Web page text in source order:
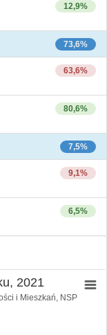
12,9%
73,6%
63,6%
80,6%
7,5%
9,1%
6,5%
2021
i Mieszkań, NSP